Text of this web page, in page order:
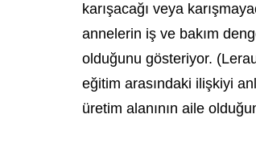
karışacağı veya
annelerin iş ve bakım
olduğunu gösteriyor.
eğitim arasındaki ilişkiyi
üretim alanının aile